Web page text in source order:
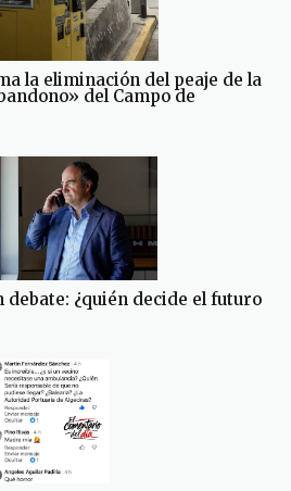
la eliminación del peaje de la
del Campo de
debate: ¿quién decide el futuro